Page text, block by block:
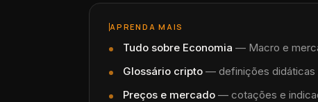
APRENDA MAIS
Tudo sobre Economia — Macro e
Glossário cripto — definições didáticas
Preços e mercado — cotações e